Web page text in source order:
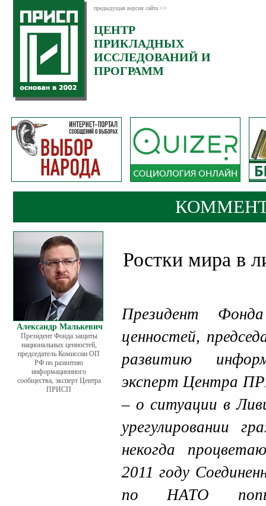
предыдущая версия сайта >>
ЦЕНТР
ПРИКЛАДНЫХ
ИССЛЕДОВАНИЙ И
ПРОГРАММ
Александр Малькевич
Президент Фонда защиты
национальных ценностей,
председатель Комиссии ОП
РФ по развитию
информационного
сообщества, эксперт Центра
ПРИСП
Ростки мира в
Президент
ценностей,
развитию
эксперт Центра
– о ситуации в
урегулировании
некогда
2011 году
по НАТО
Категория:
Комментарии